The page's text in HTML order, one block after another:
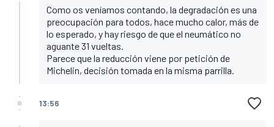
Como os veníamos contando, la degradación es una
preocupación para todos, hace mucho calor, más de
lo esperado, y hay riesgo de que el neumático no
aguante 31 vueltas.
Parece que la reducción viene por petición de
Michelin, decisión tomada en la misma parrilla.
13:56